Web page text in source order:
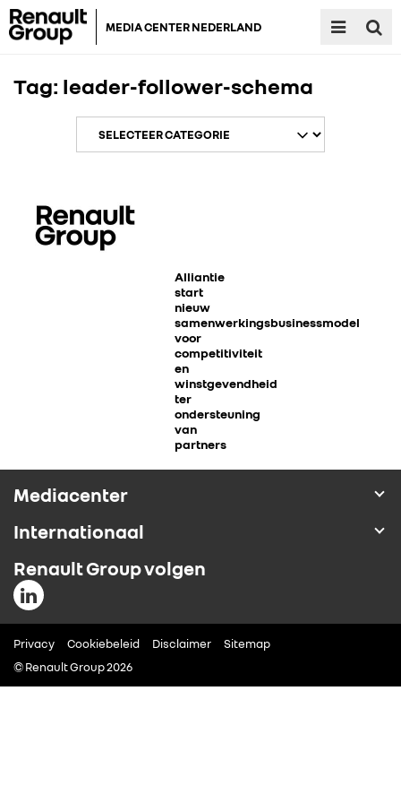
MEDIA CENTER NEDERLAND
RENAULT GROUP
IN DE MEDIA
CONTACT
Tag: leader-follower-schema
Alliantie
start
nieuw
samenwerkingsbusinessmodel
voor
competitiviteit
en
winstgevendheid
ter
ondersteuning
van
partners
Mediacenter
Internationaal
Renault Group volgen
Privacy Cookiebeleid Disclaimer
Sitemap
© Renault Group 2026